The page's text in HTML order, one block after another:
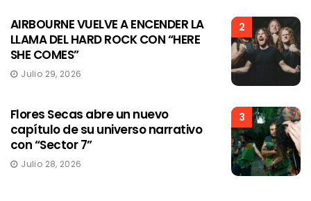
2
AIRBOURNE VUELVE A ENCENDER LA
LLAMA DEL HARD ROCK CON “HERE
SHE COMES”
Julio 29, 2026
3
Flores Secas abre un nuevo
capítulo de su universo narrativo
con “Sector 7”
Julio 28, 2026